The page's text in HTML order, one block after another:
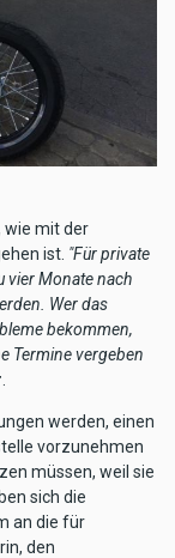
wie mit der
ist. "Für private
vier Monate nach
Wer das
bekommen,
Termine vergeben
werden, einen
vorzunehmen
müssen, weil sie
sich die
an die für
den